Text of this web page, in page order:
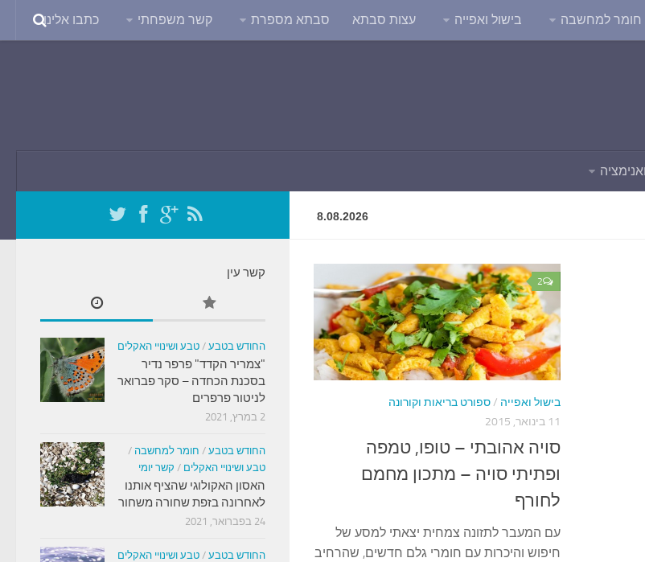
חומר למחשבה בישול ואפייה עצות סבתא סבתא מספרת קשר משפחתי כתבו אלינו
8.08.2026
2
בישול ואפייה /ספורט בריאות וקורונה
11 בינואר, 2015
סויה אהובתי – טופו, טמפה
ופתיתי סויה – מתכון מחמם
לחורף
עם המעבר לתזונה צמחית יצאתי למסע של
חיפוש והיכרות עם חומרי גלם חדשים, שהרחיב
קשר עין
החודש בטבע / טבע ושינויי האקלים
"צמריר הקדד" פרפר נדיר
בסכנת הכחדה – סקר פברואר
לניטור פרפרים
2 במרץ, 2021
החודש בטבע / חומר למחשבה /
טבע ושינויי האקלים / קשר יומי
האסון האקולוגי שהציף אותנו
לאחרונה בזפת שחורה משחור
24 בפברואר, 2021
החודש בטבע / טבע ושינויי האקלים